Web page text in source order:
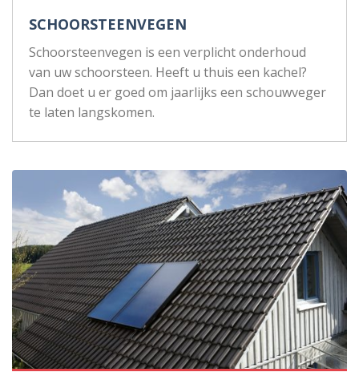
SCHOORSTEENVEGEN
Schoorsteenvegen is een verplicht onderhoud
van uw schoorsteen. Heeft u thuis een kachel?
Dan doet u er goed om jaarlijks een schouwveger
te laten langskomen.